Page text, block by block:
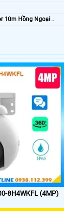
10m Hồng Ngoại
8H4WKFL (4MP)